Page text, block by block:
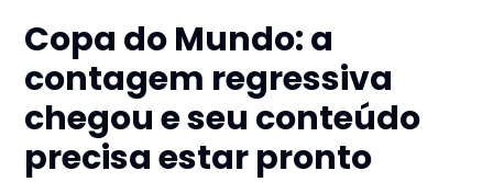
Copa do Mundo: a
contagem regressiva
chegou e seu conteúdo
precisa estar pronto